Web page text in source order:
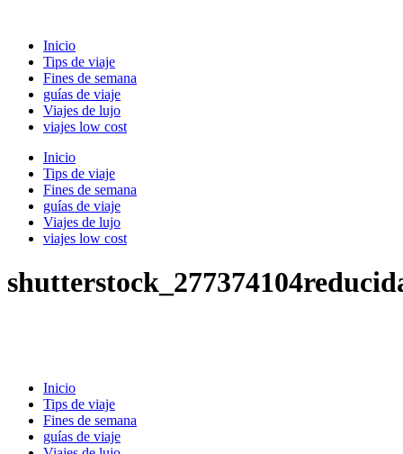
contenido
Inicio
Tips de viaje
Fines de semana
guías de viaje
Viajes de lujo
viajes low cost
Inicio
Tips de viaje
Fines de semana
guías de viaje
Viajes de lujo
viajes low cost
Inicio
Tips de viaje
Fines de semana
guías de viaje